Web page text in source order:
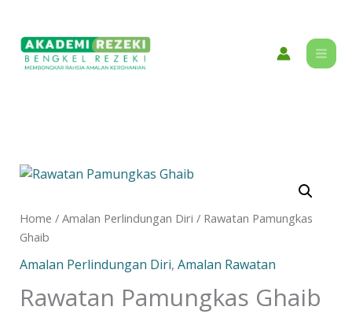
content
Home / Amalan Perlindungan Diri / Rawatan Pamungkas
Ghaib
Amalan Perlindungan Diri, Amalan Rawatan
Rawatan Pamungkas Ghaib
Rawatan
Ghaib
quantity